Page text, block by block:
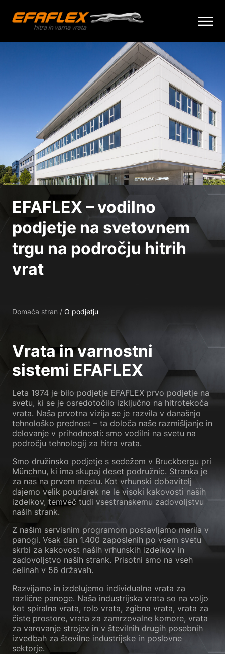
content
EFAFLEX – vodilno
podjetje na svetovnem
trgu na področju hitrih
vrat
Domača stran / O podjetju
Vrata in varnostni
sistemi EFAFLEX
Leta 1974 je bilo podjetje EFAFLEX prvo podjetje na
svetu, ki se je osredotočilo izključno na hitrotekoča
vrata. Naša prvotna vizija se je razvila v današnjo
tehnološko prednost – ta določa naše razmišljanje in
delovanje v prihodnosti: smo vodilni na svetu na
področju tehnologij za hitra vrata.
Smo družinsko podjetje s sedežem v Bruckbergu pri
Münchnu, ki ima skupaj deset podružnic. Stranka je
za nas na prvem mestu. Kot vrhunski dobavitelj
dajemo velik poudarek ne le visoki kakovosti naših
izdelkov, temveč tudi vsestranskemu zadovoljstvu
naših strank.
Z našim servisnim programom postavljamo merila v
panogi. Vsak dan 1.400 zaposlenih po vsem svetu
skrbi za kakovost naših vrhunskih izdelkov in
zadovoljstvo naših strank. Prisotni smo na vseh
celinah v 56 državah.
Razvijamo in izdelujemo individualna vrata za
različne panoge. Naša industrijska vrata so na voljo
kot spiralna vrata, rolo vrata, zgibna vrata, vrata za
čiste prostore, vrata za zamrzovalne komore, vrata
za varovanje strojev in v številnih drugih posebnih
izvedbah za številne industrijske in poslovne
sektorje.